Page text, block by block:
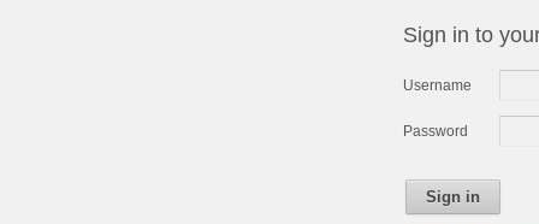
Sign in to
Username
Password
Sign in